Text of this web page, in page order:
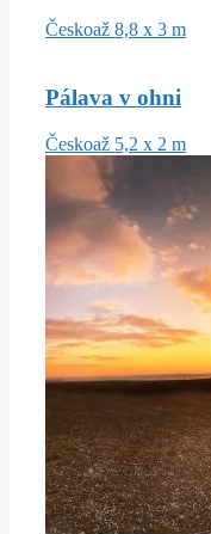
Českoaž 8,8 x 3 m
Pálava v ohni
Českoaž 5,2 x 2 m